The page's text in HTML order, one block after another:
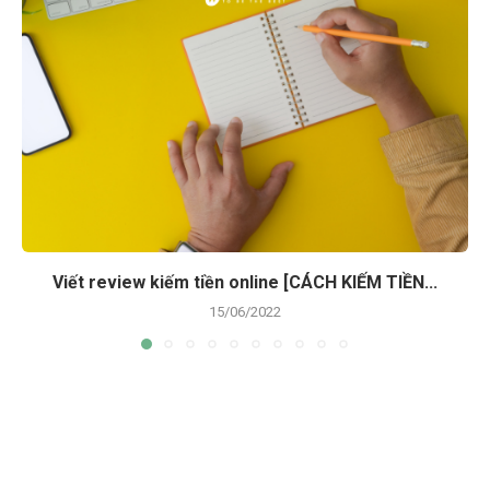
Viết review kiếm tiền online [CÁCH KIẾM TIỀN...
15/06/2022